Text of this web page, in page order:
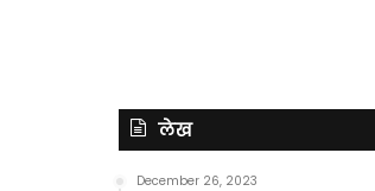
लेख
December 26, 2023